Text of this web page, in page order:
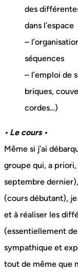
des
dans l’espace
–
séquences
– l’emploi de
briques,
cordes…)
• Le cours •
Même si j’ai
groupe qui, a
septembre
(cours débutant), je
et à réaliser les
(essentiellement
sympathique et
tout de même que